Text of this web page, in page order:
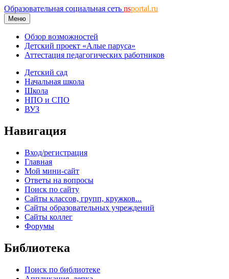
Образовательная социальная сеть nsportal.ru
Меню
Обзор возможностей
Детский проект «Алые паруса»
Аттестация педагогических работников
Детский сад
Начальная школа
Школа
НПО и СПО
ВУЗ
Навигация
Вход/регистрация
Главная
Мой мини-сайт
Ответы на вопросы
Поиск по сайту
Сайты классов, групп, кружков...
Сайты образовательных учреждений
Сайты коллег
Форумы
Библиотека
Поиск по библиотеке